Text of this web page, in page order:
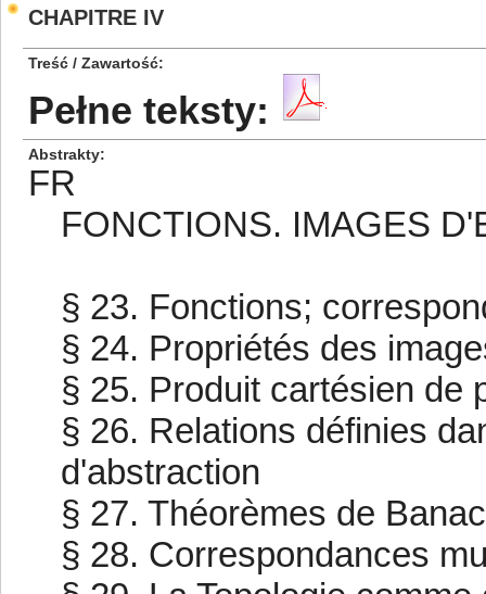
CHAPITRE IV
Treść / Zawartość
Pełne teksty:
Abstrakty
FR
FONCTIONS. IMAGES
§ 23. Fonctions;
§ 24. Propriétés des
§ 25. Produit cartésien de
§ 26. Relations définies
d'abstraction
§ 27. Théorèmes de
§ 28. Correspondances